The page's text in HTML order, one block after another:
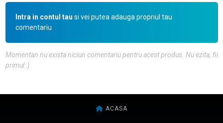
Intra in contul tau si vei putea adauga propriul tau
comentariu
Momentan nu exista niciun comentariu pentru acest produs. Nu ezita, fii
primul :)
ACASA